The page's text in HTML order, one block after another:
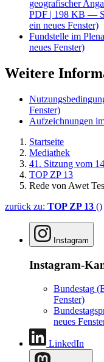
geografischer
PDF | 198 KB —
ein neues Fenster)
Fundstelle im
neues Fenster)
Weitere
Fenster)
Aufzeichnungen
Startseite
Mediathek
41. Sitzung vom
TOP ZP 13
Rede von Awet
zurück zu: TOP ZP 13 ()
Instagram
Instagram-
Bundestag
Fenster)
neues
LinkedIn